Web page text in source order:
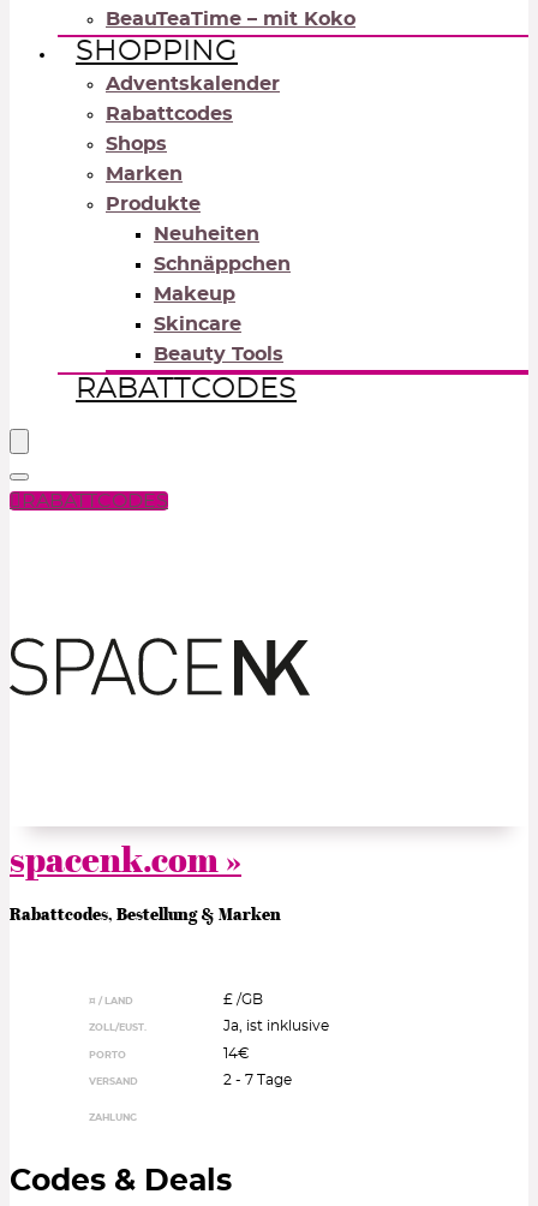
BeauTeaTime – mit Koko
SHOPPING
Adventskalender
Rabattcodes
Shops
Marken
Produkte
Neuheiten
Schnäppchen
Makeup
Skincare
Beauty Tools
RABATTCODES
RABATTCODES
spacenk.com »
Rabattcodes, Bestellung & Marken
¤ / LAND £ /GB
ZOLL/EUST. Ja, ist inklusive
PORTO 14€
VERSAND 2 - 7 Tage
ZAHLUNG
Codes & Deals